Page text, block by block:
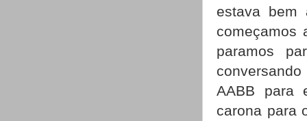
estava bem
começamos
paramos
AABB para
carona para